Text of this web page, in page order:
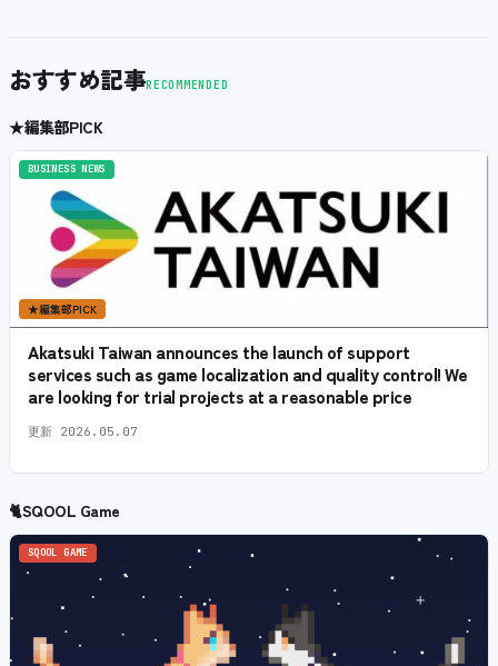
おすすめ記事RECOMMENDED
★編集部PICK
BUSINESS NEWS
★編集部PICK
Akatsuki Taiwan announces the launch of support
services such as game localization and quality control! We
are looking for trial projects at a reasonable price
更新 2026.05.07
🐈SQOOL Game
SQOOL GAME